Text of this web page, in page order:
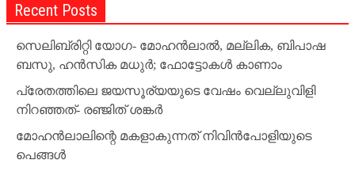
Recent Posts
സെലിബ്രിറ്റി യോഗ- മോഹന്‍ലാല്‍, മല്ലിക, ബിപാഷ
ബസു, ഹന്‍സിക മധുര്‍; ഫോട്ടോകള്‍ കാണാം
പ്രേതത്തിലെ ജയസൂര്യയുടെ വേഷം വെല്ലുവിളി
നിറഞ്ഞത്- രഞ്ജിത് ശങ്കര്‍
മോഹന്‍ലാലിന്റെ മകളാകുന്നത് നിവിന്‍പോളിയുടെ
പെങ്ങള്‍